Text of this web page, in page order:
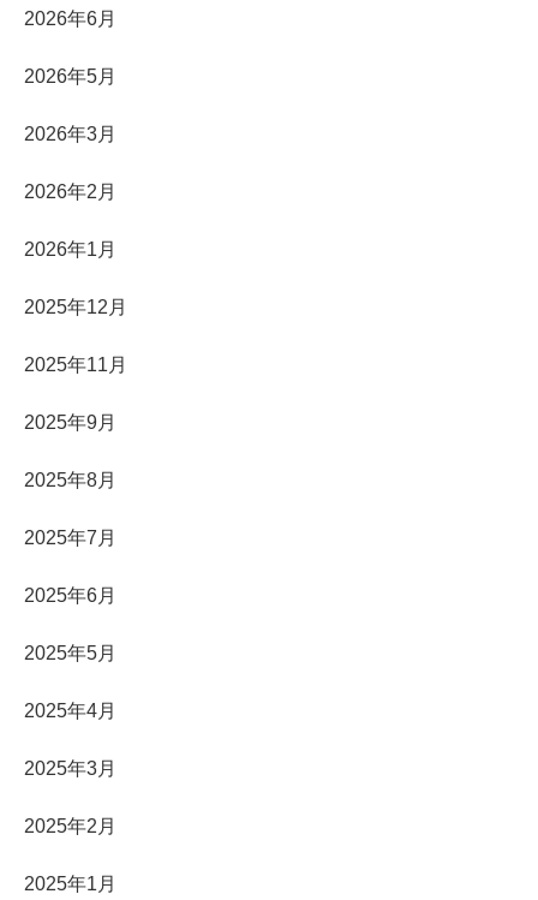
2026年6月
2026年5月
2026年3月
2026年2月
2026年1月
2025年12月
2025年11月
2025年9月
2025年8月
2025年7月
2025年6月
2025年5月
2025年4月
2025年3月
2025年2月
2025年1月